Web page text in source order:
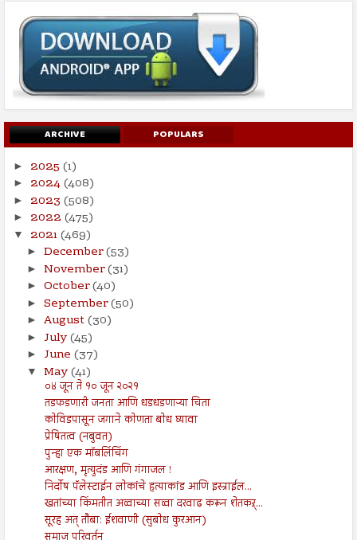
ARCHIVE POPULARS
► 2025 (1)
► 2024(408)
► 2023 (508)
► 2022 (475)
▼ 2021(469)
► December(53)
► November(31)
► October(40)
► September(50)
► August(30)
► July(45)
► June (37)
▼ May(41)
०४ जून ते १० जून २०२१
तडफडणारी जनता आणि धडधडणाऱ्या चिता
कोविडपासून जगाने कोणता बोध घ्यावा
प्रेषितत्व (नबुवत)
पुन्हा एक मॉबलिंचिंग
आरक्षण, मृत्युदंड आणि गंगाजल !
निर्दोष पॅलेस्टाईन लोकांचे हत्याकांड आणि इस्त्राईल...
खतांच्या किंमतीत अव्वाच्या सव्वा दरवाढ करून शेतकऱ्...
सूरह अत् तौबा: ईशवाणी (सुबोध कुरआन)